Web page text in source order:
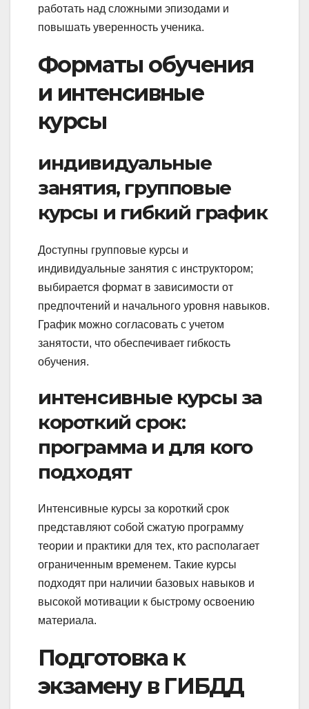
работать над сложными эпизодами и
повышать уверенность ученика.
Форматы обучения
и интенсивные
курсы
индивидуальные
занятия, групповые
курсы и гибкий график
Доступны групповые курсы и
индивидуальные занятия с инструктором;
выбирается формат в зависимости от
предпочтений и начального уровня навыков.
График можно согласовать с учетом
занятости, что обеспечивает гибкость
обучения.
интенсивные курсы за
короткий срок:
программа и для кого
подходят
Интенсивные курсы за короткий срок
представляют собой сжатую программу
теории и практики для тех, кто располагает
ограниченным временем. Такие курсы
подходят при наличии базовых навыков и
высокой мотивации к быстрому освоению
материала.
Подготовка к
экзамену в ГИБДД